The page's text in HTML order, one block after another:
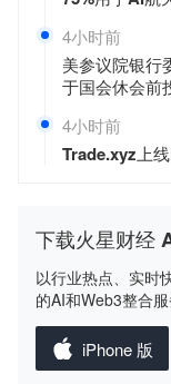
4小时前
美参议院银行
于国会休会前
4小时前
Trade.xyz上
下载火星财经
以行业热点、实时
的AI和Web3整合
iPhone 版